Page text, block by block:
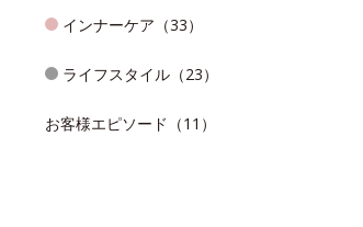
インナーケア（33）
ライフスタイル（23）
お客様エピソード（11）